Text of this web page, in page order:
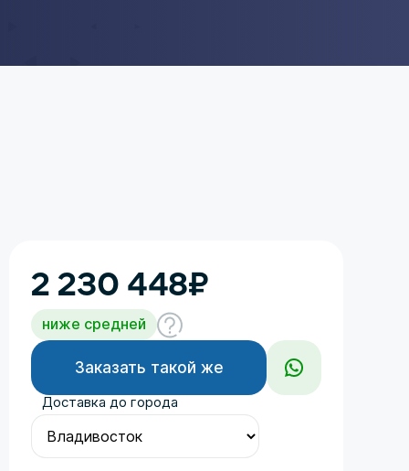
2 230 448₽
ниже средней
Заказать такой же
Доставка до города